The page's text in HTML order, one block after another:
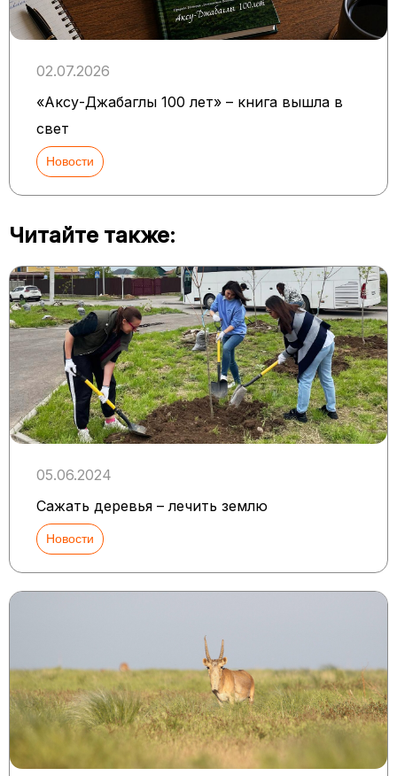
02.07.2026
«Аксу-Джабаглы 100 лет» – книга вышла в
свет
Новости
Читайте также:
05.06.2024
Сажать деревья – лечить землю
Новости